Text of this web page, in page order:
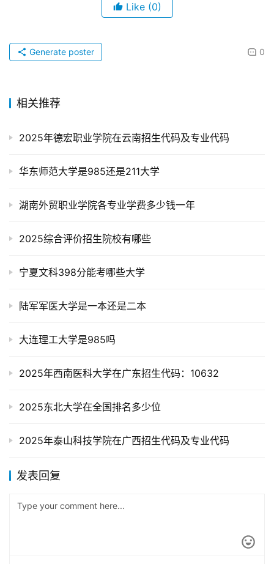
Like (0)
0
Generate poster
相关推荐
2025年德宏职业学院在云南招生代码及专业代码
华东师范大学是985还是211大学
湖南外贸职业学院各专业学费多少钱一年
2025综合评价招生院校有哪些
宁夏文科398分能考哪些大学
陆军军医大学是一本还是二本
大连理工大学是985吗
2025年西南医科大学在广东招生代码：10632
2025东北大学在全国排名多少位
2025年泰山科技学院在广西招生代码及专业代码
发表回复